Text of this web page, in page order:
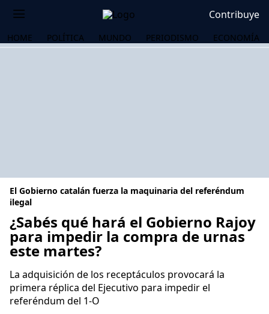
Contribuye
HOME POLÍTICA MUNDO PERIODISMO ECONOMÍA
El Gobierno catalán fuerza la maquinaria del referéndum
ilegal
¿Sabés qué hará el Gobierno Rajoy
para impedir la compra de urnas
este martes?
La adquisición de los receptáculos provocará la
primera réplica del Ejecutivo para impedir el
referéndum del 1-O